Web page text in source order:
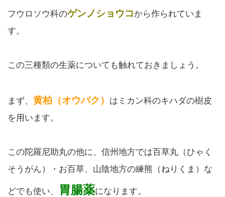
フウロソウ科のゲンノショウコ から作られていま
す。
この三種類の生薬についても触れておきましょう。
まず、 黄柏（オウバク）
はミカン科のキハダの樹皮
を用います。
この陀羅尼助丸の他に、信州地方では百草丸（ひゃく
そうがん）・お百草、山陰地方の練熊（ねりくま）な
どでも使い、 胃腸薬になります。